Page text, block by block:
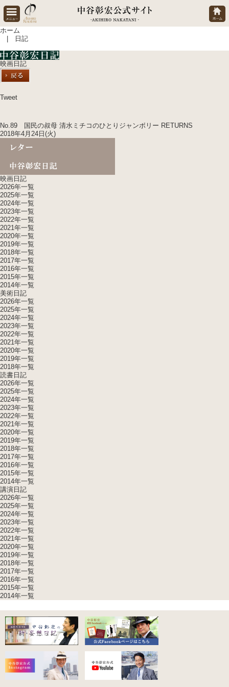
ホーム
| 日記
映画日記
Tweet
No.89 国民の叔母 清水ミチコのひとりジャンボリー RETURNS
2018年4月24日(火)
映画日記
2026年一覧
2025年一覧
2024年一覧
2023年一覧
2022年一覧
2021年一覧
2020年一覧
2019年一覧
2018年一覧
2017年一覧
2016年一覧
2015年一覧
2014年一覧
美術日記
2026年一覧
2025年一覧
2024年一覧
2023年一覧
2022年一覧
2021年一覧
2020年一覧
2019年一覧
2018年一覧
読書日記
2026年一覧
2025年一覧
2024年一覧
2023年一覧
2022年一覧
2021年一覧
2020年一覧
2019年一覧
2018年一覧
2017年一覧
2016年一覧
2015年一覧
2014年一覧
講演日記
2026年一覧
2025年一覧
2024年一覧
2023年一覧
2022年一覧
2021年一覧
2020年一覧
2019年一覧
2018年一覧
2017年一覧
2016年一覧
2015年一覧
2014年一覧